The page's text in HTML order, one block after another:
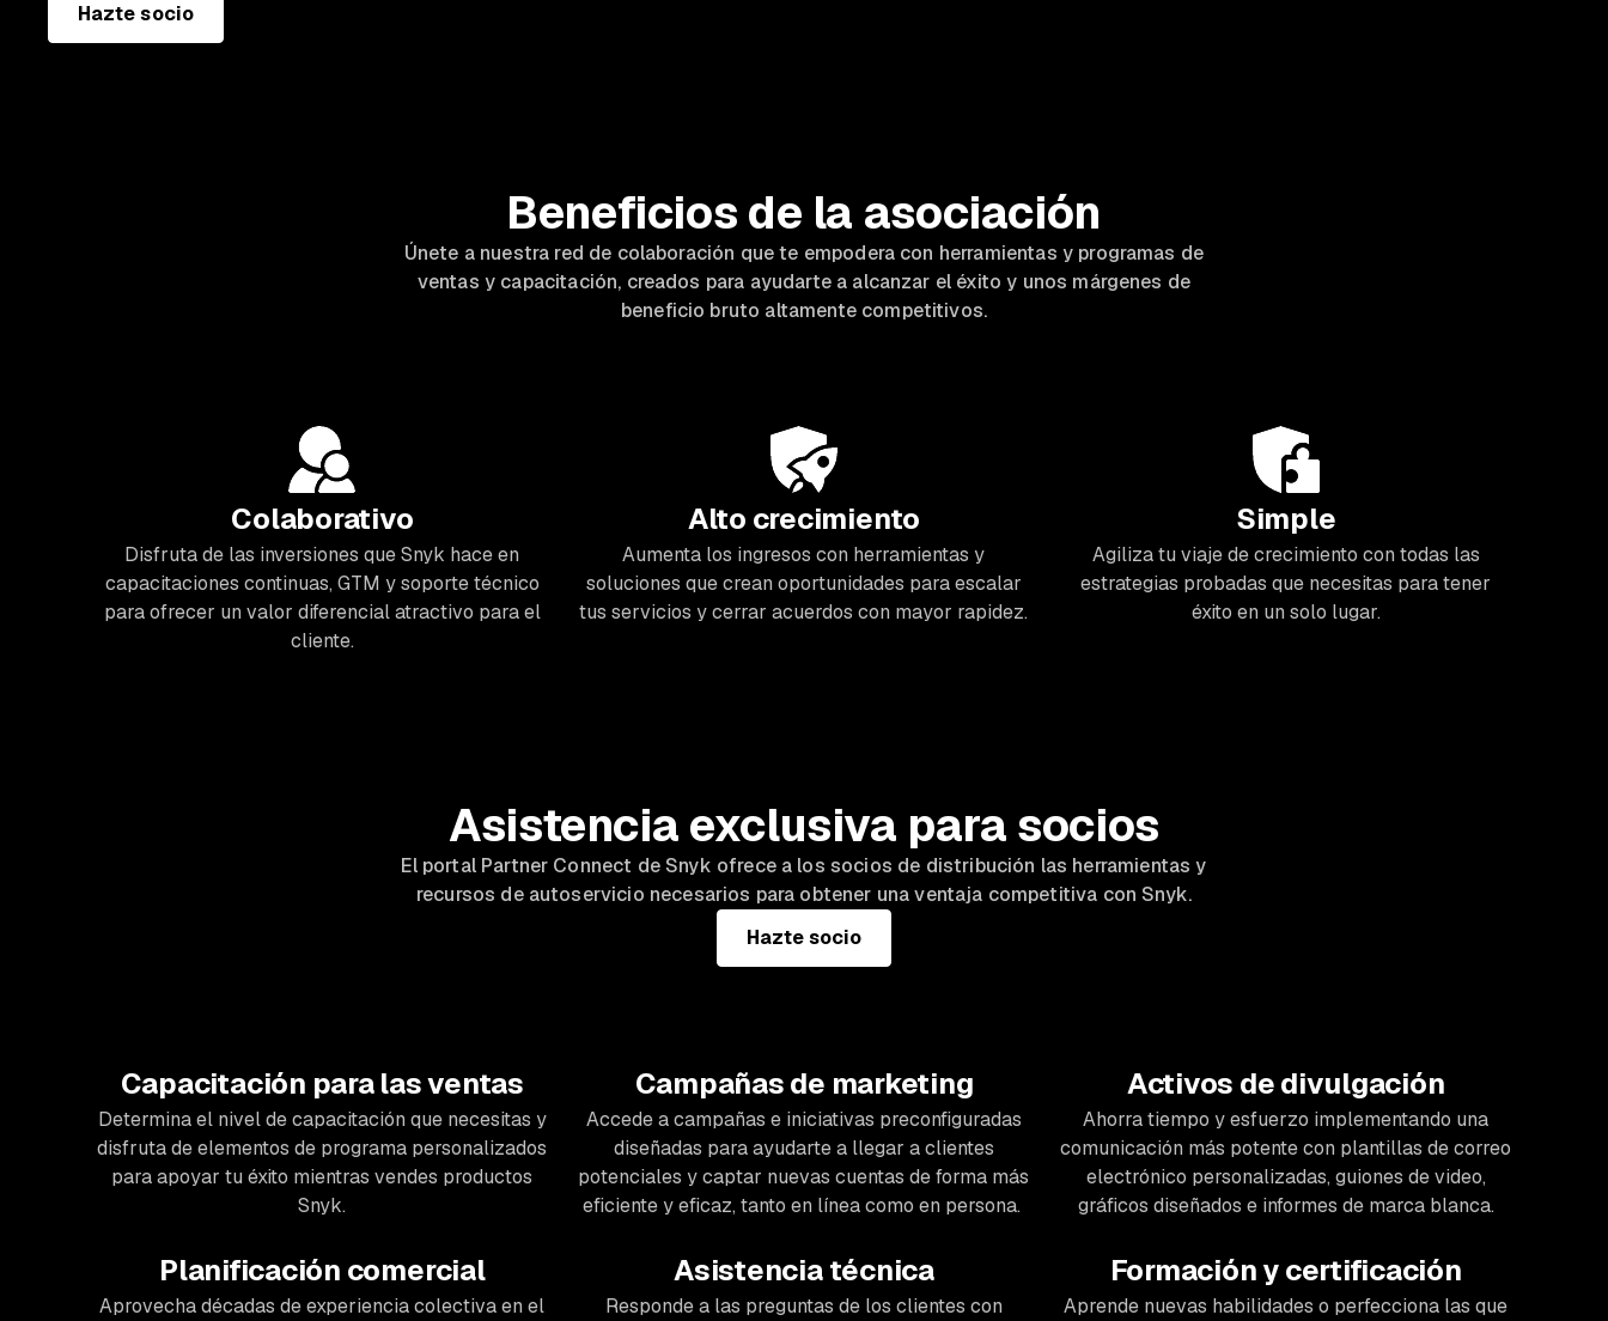
Hazte socio
Beneficios de la asociación
Únete a nuestra red de colaboración que te empodera con herramientas y programas de
ventas y capacitación, creados para ayudarte a alcanzar el éxito y unos márgenes de
beneficio bruto altamente competitivos.
Colaborativo
Disfruta de las inversiones que Snyk hace en
capacitaciones continuas, GTM y soporte técnico
para ofrecer un valor diferencial atractivo para el
cliente.
Alto crecimiento
Aumenta los ingresos con herramientas y
soluciones que crean oportunidades para escalar
tus servicios y cerrar acuerdos con mayor rapidez.
Simple
Agiliza tu viaje de crecimiento con todas las
estrategias probadas que necesitas para tener
éxito en un solo lugar.
Asistencia exclusiva para socios
El portal Partner Connect de Snyk ofrece a los socios de distribución las herramientas y
recursos de autoservicio necesarios para obtener una ventaja competitiva con Snyk.
Hazte socio
Capacitación para las ventas
Determina el nivel de capacitación que necesitas y
disfruta de elementos de programa personalizados
para apoyar tu éxito mientras vendes productos
Snyk.
Campañas de marketing
Accede a campañas e iniciativas preconfiguradas
diseñadas para ayudarte a llegar a clientes
potenciales y captar nuevas cuentas de forma más
eficiente y eficaz, tanto en línea como en persona.
Activos de divulgación
Ahorra tiempo y esfuerzo implementando una
comunicación más potente con plantillas de correo
electrónico personalizadas, guiones de video,
gráficos diseñados e informes de marca blanca.
Planificación comercial
Aprovecha décadas de experiencia colectiva en el
Asistencia técnica
Responde a las preguntas de los clientes con
Formación y certificación
Aprende nuevas habilidades o perfecciona las que